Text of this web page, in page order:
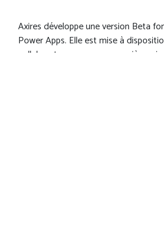
Axires développe une version Beta
Power Apps. Elle est mise à
collaborateurs pour une première